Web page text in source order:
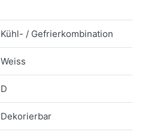
Kühl- / Gefrierkombination
Weiss
D
Dekorierbar